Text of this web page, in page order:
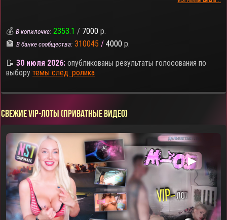
💰В копилочке: 2353.1 / 7000 р.
🏦В банке сообщества: 310045 / 4000 р.
📝30 июля 2026: опубликованы результаты голосования по
выборутемы след. ролика
СВЕЖИЕ VIP-ЛОТЫ (ПРИВАТНЫЕ ВИДЕО)
▶